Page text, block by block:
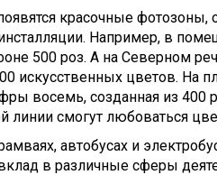
красочные
Например, в
500 роз. А на Северном
искусственных цветов. На
восемь, созданная из 400
линии смогут любоваться
автобусах и
в различные сферы